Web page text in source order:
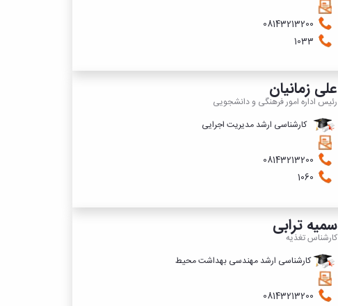
علی زمانیان
رئیس اداره امور فرهنگی و دانشجویی
کارشناسی ارشد مدیریت اجرایی
سمیه ترابی
کارشناس تغذیه
کارشناسی ارشد مهندسی بهداشت محیط